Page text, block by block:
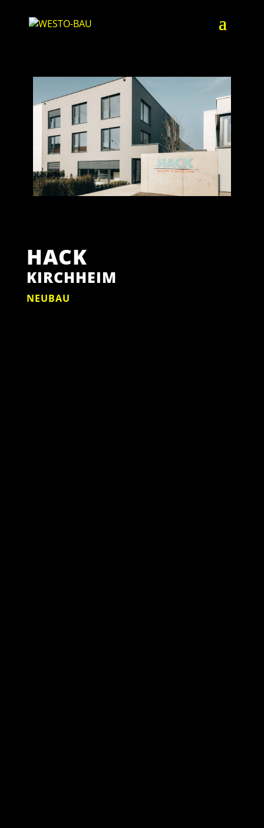
HACK | KIRCHHEIM
HACK
KIRCHHEIM
NEUBAU